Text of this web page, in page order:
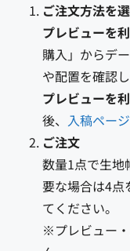
ご注文方法を
プレビューを
購入」からデ
や配置を確認
プレビューを
後、 入稿ページ
ご注文
数量1点で生
要な場合は4点
てください。
※プレビュー